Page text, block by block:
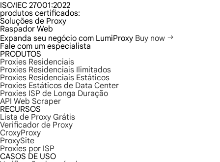
ISO/IEC 27001:2022
produtos certificados:
Soluções de Proxy
Raspador Web
Expanda seu negócio com LumiProxy Buy now
Fale com um especialista
PRODUTOS
Proxies Residenciais
Proxies Residenciais Ilimitados
Proxies Residenciais Estáticos
Proxies Estáticos de Data Center
Proxies ISP de Longa Duração
API Web Scraper
RECURSOS
Lista de Proxy Grátis
Verificador de Proxy
CroxyProxy
ProxySite
Proxies por ISP
CASOS DE USO